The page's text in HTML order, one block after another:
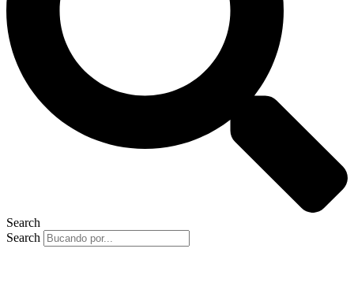
Search
Search